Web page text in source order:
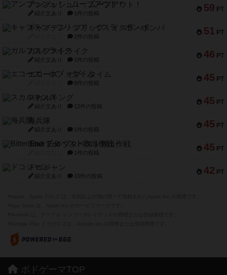
59 PT
アンブッシュ！：ムーブアウト！
紹介文あり 1件の投稿
51 PT
キャプテン・フリップ：イスラ・ボンバ
2件の投稿
46 PT
ガルフストライク
紹介文あり 1件の投稿
45 PT
エコーズ・オブ・タイム
8件の投稿
45 PT
スカルキング
紹介文あり 12件の投稿
45 PT
海兵隊
紹介文あり 1件の投稿
45 PT
Bitter End ブタペスト救出作戦
1件の投稿
42 PT
ドコジャン
紹介文あり 10件の投稿
ボドゲーマTOP